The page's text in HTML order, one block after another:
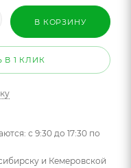
В КОРЗИНУ
В 1 КЛИК
с 9:30 до 17:30 по
и Кемеровской